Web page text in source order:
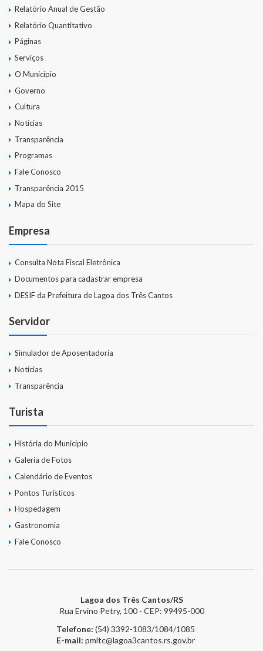
Relatório Anual de Gestão
Relatório Quantitativo
Páginas
Serviços
O Município
Governo
Cultura
Notícias
Transparência
Programas
Fale Conosco
Transparência 2015
Mapa do Site
Empresa
Consulta Nota Fiscal Eletrônica
Documentos para cadastrar empresa
DESIF da Prefeitura de Lagoa dos Três Cantos
Servidor
Simulador de Aposentadoria
Notícias
Transparência
Turista
História do Município
Galeria de Fotos
Calendário de Eventos
Pontos Turísticos
Hospedagem
Gastronomia
Fale Conosco
Lagoa dos Três Cantos/RS
Rua Ervino Petry, 100 - CEP: 99495-000
Telefone: (54) 3392-1083/1084/1085
E-mail: pmltc@lagoa3cantos.rs.gov.br